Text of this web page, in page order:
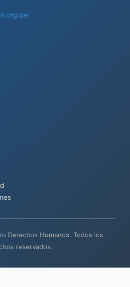
Derechos Humanos. Todos los
reservados.